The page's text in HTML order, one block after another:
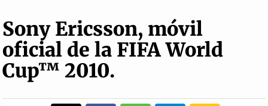
Sony Ericsson, móvil
oficial de la FIFA World
Cup™ 2010.